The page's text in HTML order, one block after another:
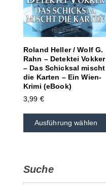
Roland Heller / Wolf G.
Rahn – Detektei Vokker
– Das Schicksal mischt
die Karten – Ein Wien-
Krimi (eBook)
3,99 €
Ausführung wählen
Suche